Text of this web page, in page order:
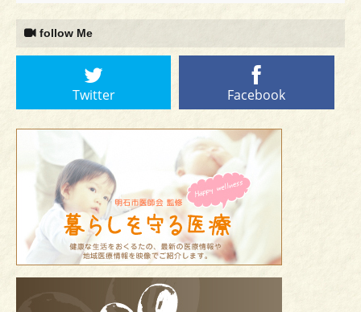
follow Me
Twitter Facebook